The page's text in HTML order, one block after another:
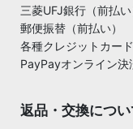
三菱UFJ銀行（前払い
郵便振替（前払い）
各種クレジットカー
PayPayオンライン決
返品・交換につい